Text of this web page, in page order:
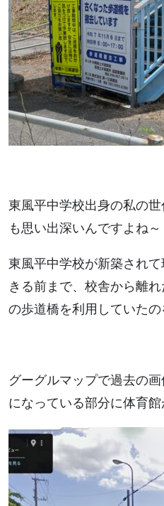
東風平中学校出身の私の
も思い出深いんですよね～
東風平中学校が新築され
きる前まで、校舎から離
の歩道橋を利用していたの
グーグルマップで過去の
になっている部分に体育館